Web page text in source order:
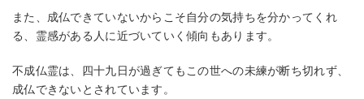
また、成仏できていないからこそ自分の気持ちを分かってくれ
る、霊感がある人に近づいていく傾向もあります。
不成仏霊は、四十九日が過ぎてもこの世への未練が断ち切れず、
成仏できないとされています。